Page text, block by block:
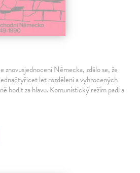
znovusjednocení Německa, zdálo se, že
let rozdělení a vyhrocených
hodit za hlavu. Komunistický režim padl a